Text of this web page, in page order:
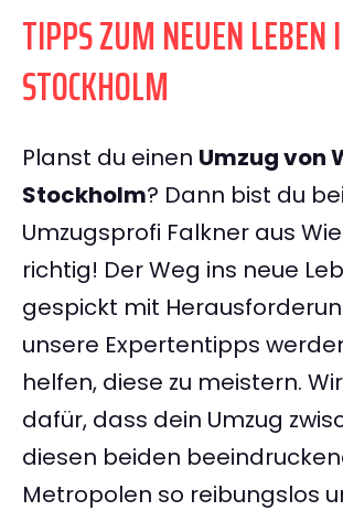
TIPPS ZUM NEUEN LEBEN
STOCKHOLM
Planst du einen Umzug von
Stockholm? Dann bist du
Umzugsprofi Falkner aus
richtig! Der Weg ins neue
gespickt mit
unsere Expertentipps
helfen, diese zu meistern.
dafür, dass dein Umzug
diesen beiden
Metropolen so reibungslos